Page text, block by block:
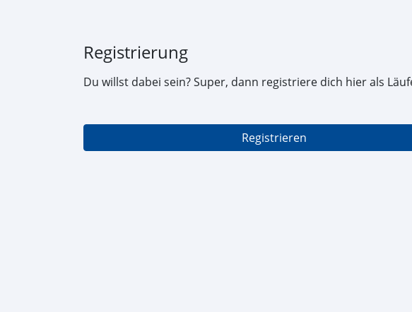
Registrierung
Du willst dabei sein? Super, dann registriere dich hier als
Registrieren